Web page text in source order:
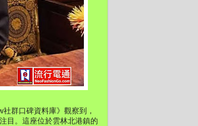
群口碑資料庫》觀察到，
目。這座位於雲林北港鎮的